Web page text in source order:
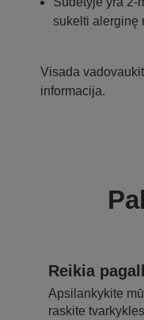
sukelti alerginę
Visada
informacija.
Reikia
Apsilankykite
raskite